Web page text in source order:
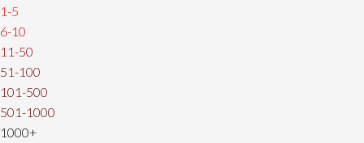
1-5
6-10
11-50
51-100
101-500
501-1000
1000+